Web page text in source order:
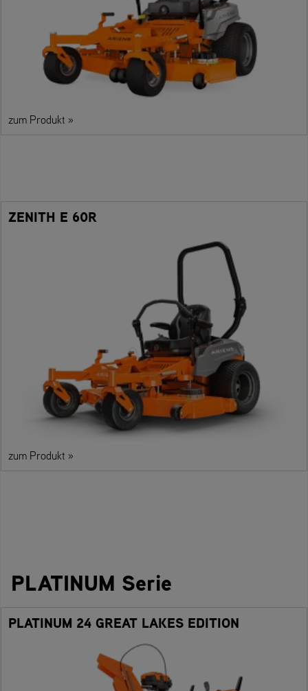
zum Produkt »
ZENITH E 60R
zum Produkt »
PLATINUM Serie
PLATINUM 24 GREAT LAKES EDITION